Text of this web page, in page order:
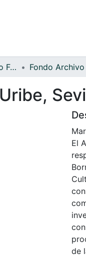
Archivo del Patrimonio Fotográfico y Fílmico del Valle del Cauca
El
de